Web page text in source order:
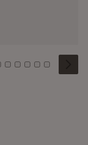
5 6 7 8
Kachel: 9
Zu Kachel: 10
Zu Kachel: 11
Zu Kachel: 12
Zu Kachel:
Zu